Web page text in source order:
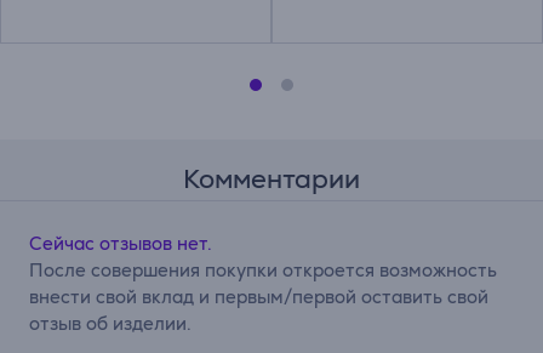
Комментарии
Сейчас отзывов нет.
После совершения покупки откроется возможность
внести свой вклад и первым/первой оставить свой
отзыв об изделии.